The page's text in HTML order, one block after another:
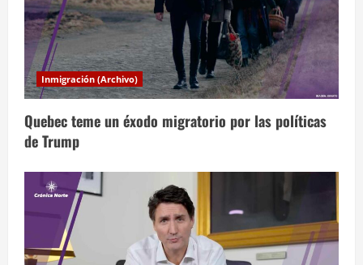
a
d
a
s
Inmigración (Archivo)
Quebec teme un éxodo migratorio por las políticas
de Trump